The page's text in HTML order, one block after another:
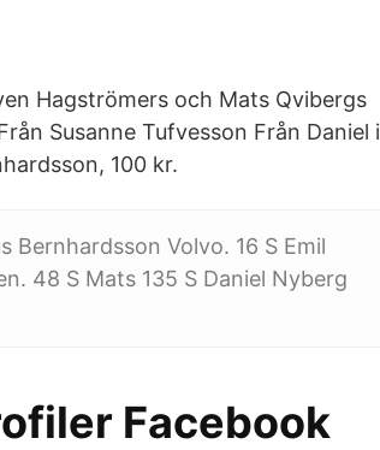
Hagströmers och Mats Qvibergs
Susanne Tufvesson Från Daniel i
100 kr.
Bernhardsson Volvo. 16 S Emil
48 S Mats 135 S Daniel Nyberg
Facebook